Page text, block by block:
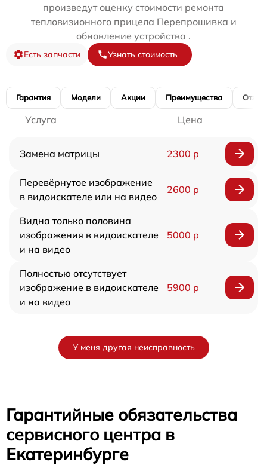
произведут оценку стоимости ремонта
тепловизионного прицела Перепрошивка и
обновление устройства .
Есть запчасти Узнать стоимость
Гарантия Модели Акции Преимущества
Услуга Цена
Замена матрицы 2300 р
Перевёрнутое изображение
в видоискателе или на видео
2600 р
Видна только половина
изображения в видоискателе
и на видео
5000 р
Полностью отсутствует
изображение в видоискателе
и на видео
5900 р
У меня другая неисправность
Гарантийные обязательства
сервисного центра в
Екатеринбурге